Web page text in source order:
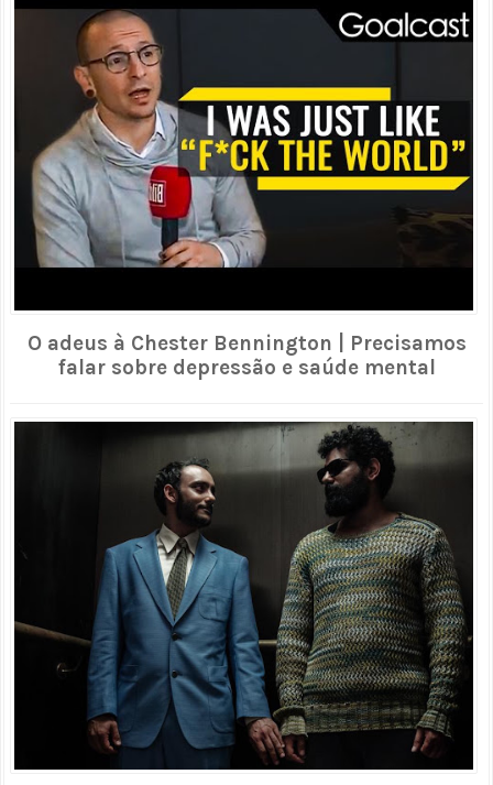
O adeus à Chester Bennington | Precisamos
falar sobre depressão e saúde mental